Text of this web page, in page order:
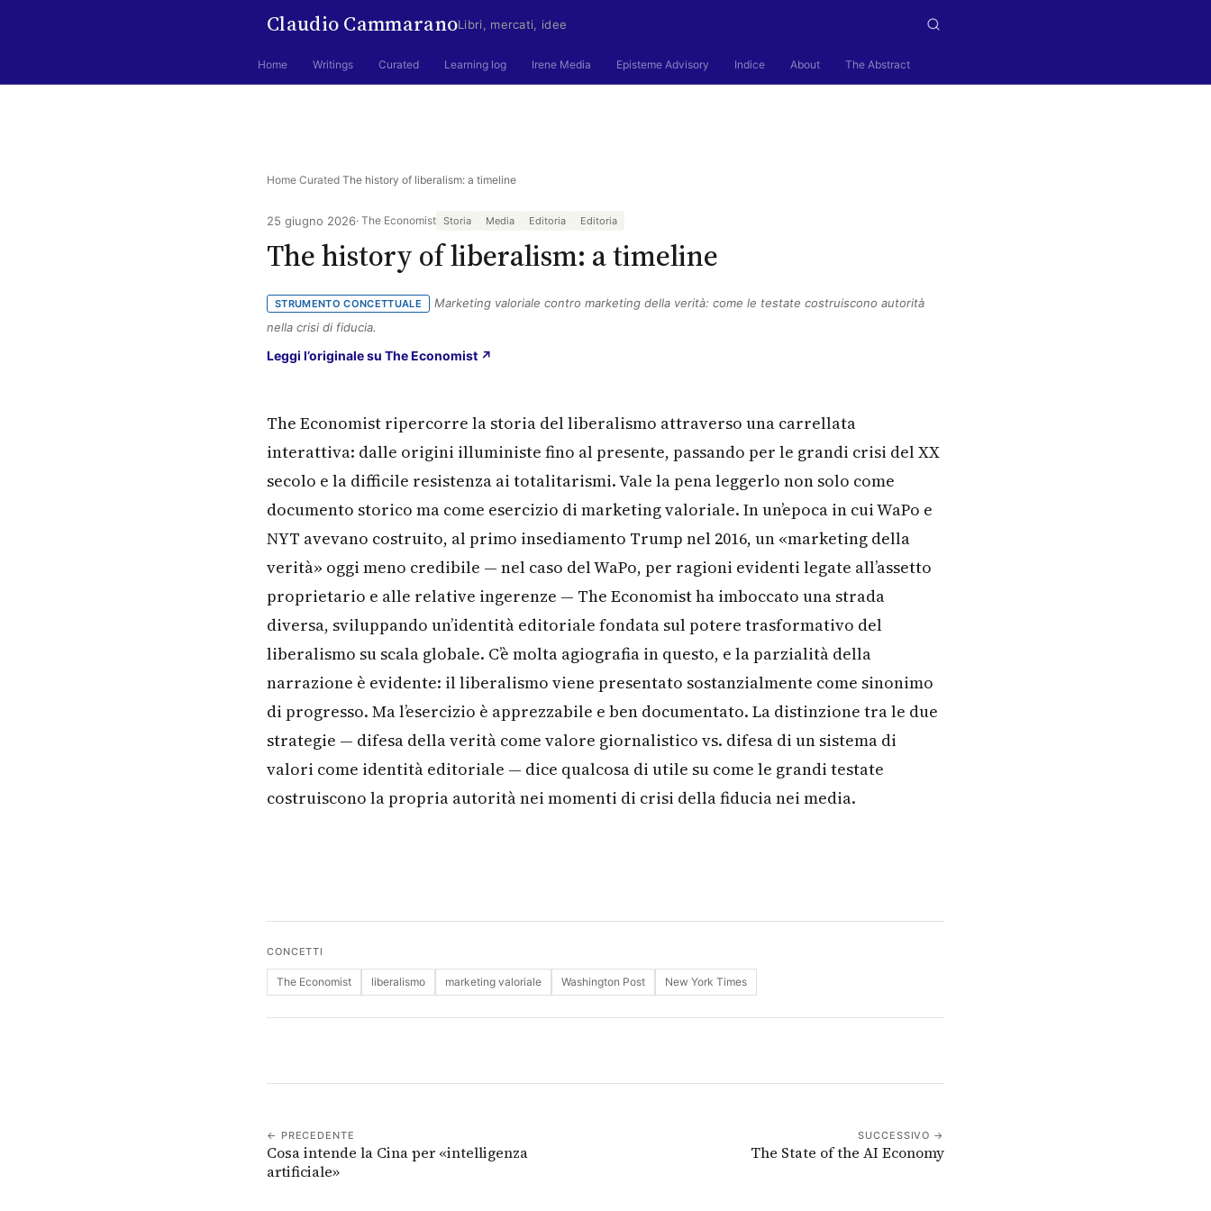
Claudio CammaranoLibri, mercati, idee
Home Writings Curated Learning log Irene Media Episteme Advisory Indice About The Abstract
Home·Curated·The history of liberalism: a timeline
25 giugno 2026· The Economist Storia Media Editoria Editoria
The history of liberalism: a timeline
STRUMENTO CONCETTUALE
Marketing valoriale contro marketing della verità: come le testate costruiscono autorità
nella crisi di fiducia.
Leggi l’originale su The Economist ↗
The Economist ripercorre la storia del liberalismo attraverso una carrellata
interattiva: dalle origini illuministe fino al presente, passando per le grandi crisi del XX
secolo e la difficile resistenza ai totalitarismi. Vale la pena leggerlo non solo come
documento storico ma come esercizio di marketing valoriale. In un’epoca in cui WaPo e
NYT avevano costruito, al primo insediamento Trump nel 2016, un «marketing della
verità» oggi meno credibile — nel caso del WaPo, per ragioni evidenti legate all’assetto
proprietario e alle relative ingerenze — The Economist ha imboccato una strada
diversa, sviluppando un’identità editoriale fondata sul potere trasformativo del
liberalismo su scala globale. C’è molta agiografia in questo, e la parzialità della
narrazione è evidente: il liberalismo viene presentato sostanzialmente come sinonimo
di progresso. Ma l’esercizio è apprezzabile e ben documentato. La distinzione tra le due
strategie — difesa della verità come valore giornalistico vs. difesa di un sistema di
valori come identità editoriale — dice qualcosa di utile su come le grandi testate
costruiscono la propria autorità nei momenti di crisi della fiducia nei media.
CONCETTI
The Economist liberalismo marketing valoriale Washington Post New York Times
← PRECEDENTE
Cosa intende la Cina per «intelligenza
artificiale»
SUCCESSIVO →
The State of the AI Economy